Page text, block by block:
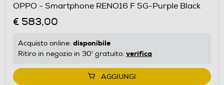
OPPO - Smartphone RENO16 F 5G-Purple Black
€ 583,00
Acquisto online: disponibile
Ritiro in negozio in 30' gratuito: verifica
AGGIUNGI